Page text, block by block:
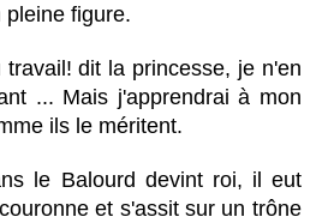
pleine figure.
dit la princesse, je n'en
... Mais j'apprendrai à mon
ils le méritent.
le Balourd devint roi, il eut
et s'assit sur un trône